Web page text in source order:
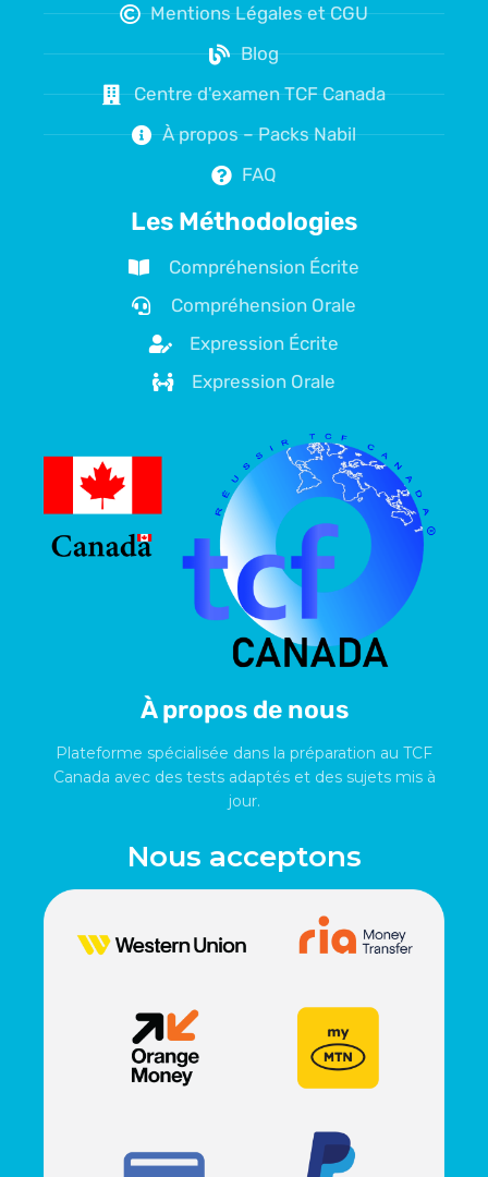
Mentions Légales et CGU
Blog
Centre d'examen TCF Canada
À propos – Packs Nabil
FAQ
Les Méthodologies
Compréhension Écrite
Compréhension Orale
Expression Écrite
Expression Orale
À propos de nous
Plateforme spécialisée dans la préparation au TCF
Canada avec des tests adaptés et des sujets mis à
jour.
Nous acceptons